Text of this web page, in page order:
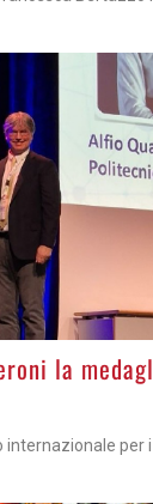
la
internazionale per